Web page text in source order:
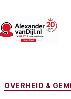
OVERHEID &